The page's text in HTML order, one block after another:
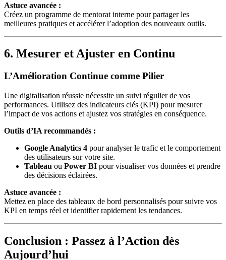
Astuce avancée :
Créez un programme de mentorat interne pour partager les
meilleures pratiques et accélérer l’adoption des nouveaux outils.
6. Mesurer et Ajuster en Continu
L’Amélioration Continue comme Pilier
Une digitalisation réussie nécessite un suivi régulier de vos
performances. Utilisez des indicateurs clés (KPI) pour mesurer
l’impact de vos actions et ajustez vos stratégies en conséquence.
Outils d’IA recommandés :
Google Analytics 4 pour analyser le trafic et le comportement
des utilisateurs sur votre site.
Tableau ou Power BI pour visualiser vos données et prendre
des décisions éclairées.
Astuce avancée :
Mettez en place des tableaux de bord personnalisés pour suivre vos
KPI en temps réel et identifier rapidement les tendances.
Conclusion : Passez à l’Action dès
Aujourd’hui